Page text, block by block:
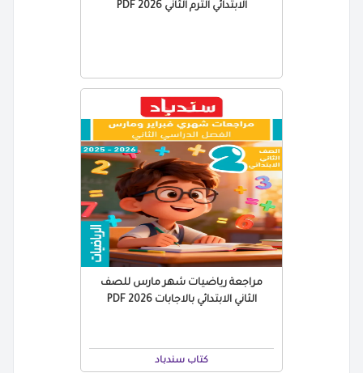
الابتدائي الترم الثاني 2026 PDF
مراجعة رياضيات شهر مارس للصف
الثاني الابتدائي بالاجابات 2026 PDF
كتاب سندباد